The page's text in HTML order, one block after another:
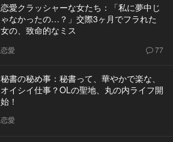
恋愛クラッシャーな女たち：「私に夢中じ
ゃなかったの…？」交際3ヶ月でフラれた
女の、致命的なミス
恋愛 77
秘書の秘め事：秘書って、華やかで楽な、
オイシイ仕事？OLの聖地、丸の内ライフ開
始！
恋愛